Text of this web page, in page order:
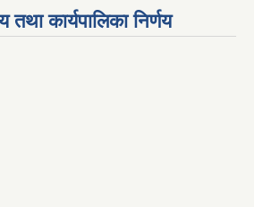
तथा कार्यपालिका निर्णय